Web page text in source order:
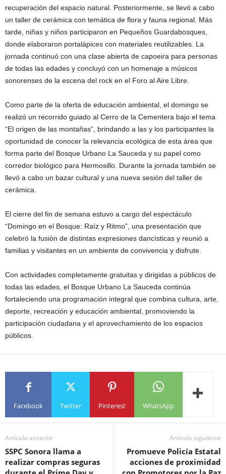
recuperación del espacio natural. Posteriormente, se llevó a cabo
un taller de cerámica con temática de flora y fauna regional. Más
tarde, niñas y niños participaron en Pequeños Guardabosques,
donde elaboraron portalápices con materiales reutilizables. La
jornada continuó con una clase abierta de capoeira para personas
de todas las edades y concluyó con un homenaje a músicos
sonorenses de la escena del rock en el Foro al Aire Libre.
Como parte de la oferta de educación ambiental, el domingo se
realizó un recorrido guiado al Cerro de la Cementera bajo el tema
“El origen de las montañas”, brindando a las y los participantes la
oportunidad de conocer la relevancia ecológica de esta área que
forma parte del Bosque Urbano La Sauceda y su papel como
corredor biológico para Hermosillo. Durante la jornada también se
llevó a cabo un bazar cultural y una nueva sesión del taller de
cerámica.
El cierre del fin de semana estuvo a cargo del espectáculo
“Domingo en el Bosque: Raíz y Ritmo”, una presentación que
celebró la fusión de distintas expresiones dancísticas y reunió a
familias y visitantes en un ambiente de convivencia y disfrute.
Con actividades completamente gratuitas y dirigidas a públicos de
todas las edades, el Bosque Urbano La Sauceda continúa
fortaleciendo una programación integral que combina cultura, arte,
deporte, recreación y educación ambiental, promoviendo la
participación ciudadana y el aprovechamiento de los espacios
públicos.
Facebook Twitter Pinterest WhatsApp
Artículo anterior
SSPC Sonora llama a
realizar compras seguras
Artículo siguiente
Promueve Policía Estatal
acciones de proximidad